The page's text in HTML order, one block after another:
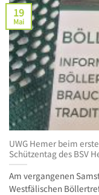
UWG Hemer beim
Schützentag des BSV
Am vergangenen
Westfälischen
19
Mai